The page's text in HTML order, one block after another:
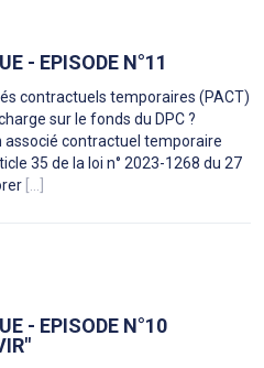
- EPISODE N°11
contractuels temporaires (PACT)
sur le fonds du DPC ?
associé contractuel temporaire
35 de la loi n° 2023-1268 du 27
[...]
- EPISODE N°10